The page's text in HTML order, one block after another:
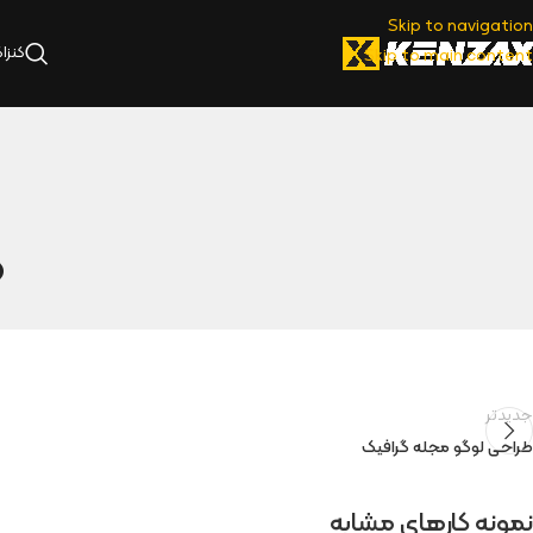
Skip to navigation
Skip to main content
جدیدتر
طراحی لوگو مجله گرافیک
نمونه کارهای مشابه